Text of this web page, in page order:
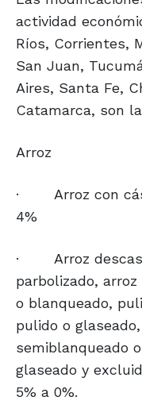
actividad
Ríos, Corrientes,
San Juan,
Aires, Santa Fe,
Catamarca, son
Arroz
·
Arroz con
4%
·
Arroz
parbolizado,
o blanqueado,
pulido o
semiblanqueado
glaseado y
5% a 0%.